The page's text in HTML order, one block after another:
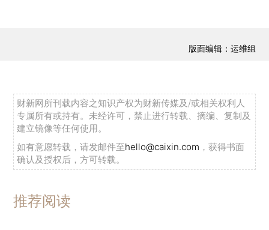
版面编辑：运维组
财新网所刊载内容之知识产权为财新传媒及/或相关权利人
专属所有或持有。未经许可，禁止进行转载、摘编、复制及
建立镜像等任何使用。
如有意愿转载，请发邮件至hello@caixin.com ，获得书面
确认及授权后，方可转载。
推荐阅读